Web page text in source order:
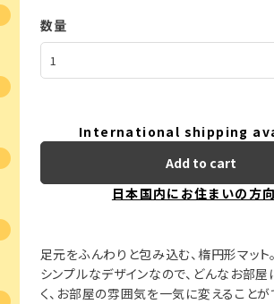
数量
International shipping
Add to cart
日本国内にお住まいの方
足元をふんわりと包み込む、楕円形マット。
シンプルなデザインなので、どんなお部
く、お部屋の雰囲気を一気に変えることが